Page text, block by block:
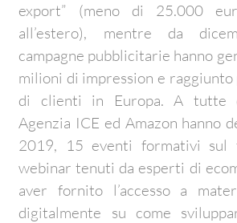
export” (meno di 25.000
all’estero), mentre da
campagne pubblicitarie hanno
milioni di impression e
di clienti in Europa. A tutte
Agenzia ICE ed Amazon hanno
2019, 15 eventi formativi
webinar tenuti da esperti di
aver fornito l’accesso a
digitalmente su come